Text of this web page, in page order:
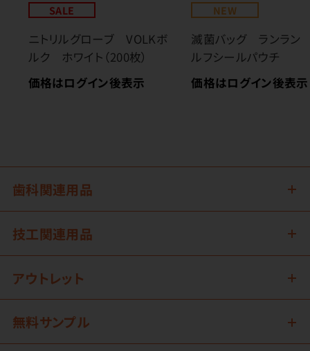
SALE
ニトリルグローブ VOLKボ
ルク ホワイト（200枚）
価格はログイン後表示
NEW
滅菌バッグ ランラ
ルフシールパウチ
価格はログイン後表示
歯科関連用品
技工関連用品
アウトレット
無料サンプル